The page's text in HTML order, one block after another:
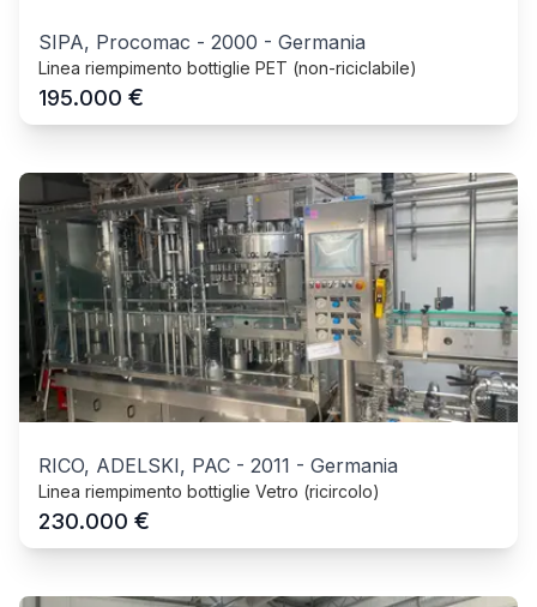
SIPA, Procomac - 2000 - Germania
Linea riempimento bottiglie PET (non-riciclabile)
195.000 €
RICO, ADELSKI, PAC - 2011 - Germania
Linea riempimento bottiglie Vetro (ricircolo)
230.000 €